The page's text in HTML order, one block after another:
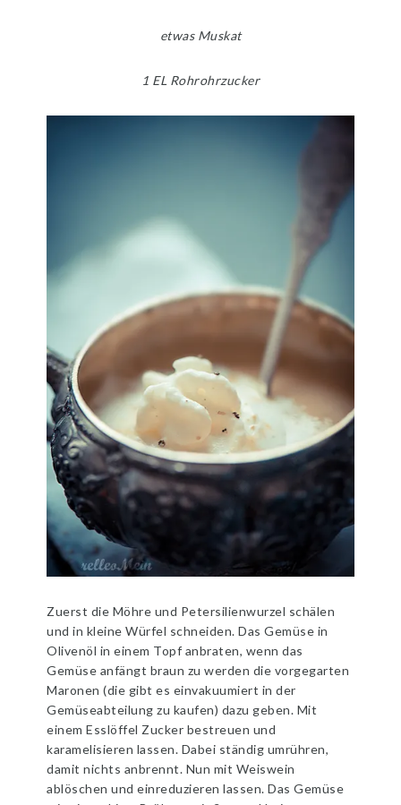
etwas Muskat
1 EL Rohrohrzucker
Zuerst die Möhre und Petersilienwurzel schälen
und in kleine Würfel schneiden. Das Gemüse in
Olivenöl in einem Topf anbraten, wenn das
Gemüse anfängt braun zu werden die vorgegarten
Maronen (die gibt es einvakuumiert in der
Gemüseabteilung zu kaufen) dazu geben. Mit
einem Esslöffel Zucker bestreuen und
karamelisieren lassen. Dabei ständig umrühren,
damit nichts anbrennt. Nun mit Weiswein
ablöschen und einreduzieren lassen. Das Gemüse